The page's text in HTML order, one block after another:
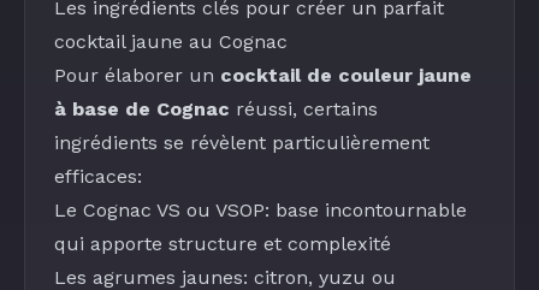
Les ingrédients clés pour créer un parfait
cocktail jaune au Cognac
Pour élaborer un cocktail de couleur jaune
à base de Cognac réussi, certains
ingrédients se révèlent particulièrement
efficaces:
Le Cognac VS ou VSOP: base incontournable
qui apporte structure et complexité
Les agrumes jaunes: citron, yuzu ou